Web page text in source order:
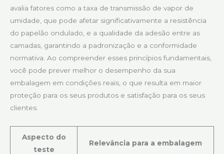
avalia fatores como a taxa de transmissão de vapor de
umidade, que pode afetar significativamente a resistência
do papelão ondulado, e a qualidade da adesão entre as
camadas, garantindo a padronização e a conformidade
normativa. Ao compreender esses princípios fundamentais,
você pode prever melhor o desempenho da sua
embalagem em condições reais, o que resulta em maior
proteção para os seus produtos e satisfação para os seus
clientes.
Aspecto do
teste
Relevância para a embalagem